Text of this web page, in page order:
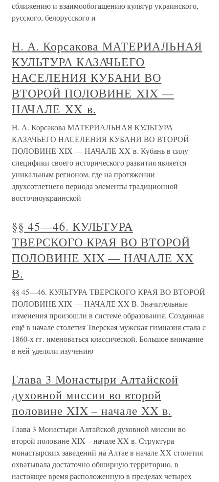
сближению и взаимообогащению культур украинского,
русского, белорусского и
Н. А. Корсакова МАТЕРИАЛЬНАЯ
КУЛЬТУРА КАЗАЧЬЕГО
НАСЕЛЕНИЯ КУБАНИ ВО
ВТОРОЙ ПОЛОВИНЕ XIX —
НАЧАЛЕ XX в.
Н. А. Корсакова МАТЕРИАЛЬНАЯ КУЛЬТУРА
КАЗАЧЬЕГО НАСЕЛЕНИЯ КУБАНИ ВО ВТОРОЙ
ПОЛОВИНЕ XIX — НАЧАЛЕ XX в. Кубань в силу
специфики своего исторического развития является
уникальным регионом, где на протяжении
двухсотлетнего периода элементы традиционной
восточноукраинской
§§ 45—46. КУЛЬТУРА
ТВЕРСКОГО КРАЯ ВО ВТОРОЙ
ПОЛОВИНЕ XIX — НАЧАЛЕ XX
В.
§§ 45—46. КУЛЬТУРА ТВЕРСКОГО КРАЯ ВО ВТОРОЙ
ПОЛОВИНЕ XIX — НАЧАЛЕ XX В. Значительные
изменения произошли в системе образования. Созданная
ещё в начале столетия Тверская мужская гимназия стала с
1860-х гг. именоваться классической. Большое внимание
в ней уделяли изучению
Глава 3 Монастыри Алтайской
духовной миссии во второй
половине XIX – начале XX в.
Глава 3 Монастыри Алтайской духовной миссии во
второй половине XIX – начале XX в. Структура
монастырских заведений на Алтае в начале ХХ столетия
охватывала достаточно обширную территорию, в
настоящее время расположенную в пределах четырех